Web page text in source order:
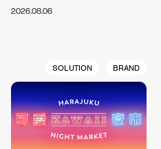
2026.08.06
SOLUTION BRAND